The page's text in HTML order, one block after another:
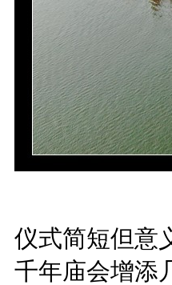
仪式简短但意
千年庙会增添